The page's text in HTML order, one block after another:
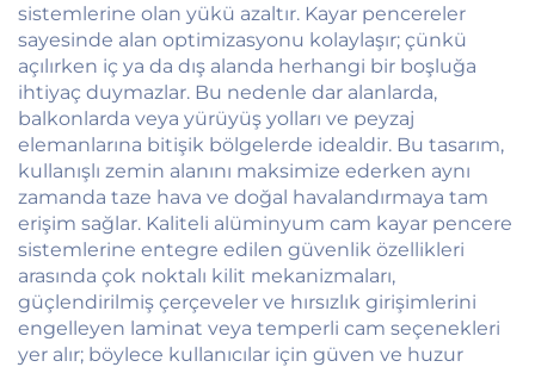
sistemlerine olan yükü azaltır. Kayar pencereler
sayesinde alan optimizasyonu kolaylaşır; çünkü
açılırken iç ya da dış alanda herhangi bir boşluğa
ihtiyaç duymazlar. Bu nedenle dar alanlarda,
balkonlarda veya yürüyüş yolları ve peyzaj
elemanlarına bitişik bölgelerde idealdir. Bu tasarım,
kullanışlı zemin alanını maksimize ederken aynı
zamanda taze hava ve doğal havalandırmaya tam
erişim sağlar. Kaliteli alüminyum cam kayar pencere
sistemlerine entegre edilen güvenlik özellikleri
arasında çok noktalı kilit mekanizmaları,
güçlendirilmiş çerçeveler ve hırsızlık girişimlerini
engelleyen laminat veya temperli cam seçenekleri
yer alır; böylece kullanıcılar için güven ve huzur